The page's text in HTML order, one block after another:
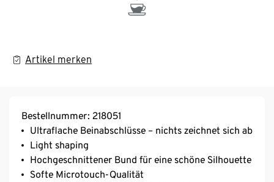
Artikel merken
Bestellnummer: 218051
Ultraflache Beinabschlüsse – nichts zeichnet sich ab
Light shaping
Hochgeschnittener Bund für eine schöne Silhouette
Softe Microtouch-Qualität